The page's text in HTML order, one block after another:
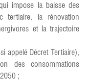
impose la baisse des
tertiaire, la rénovation
et la trajectoire
appelé Décret Tertiaire),
des consommations
;